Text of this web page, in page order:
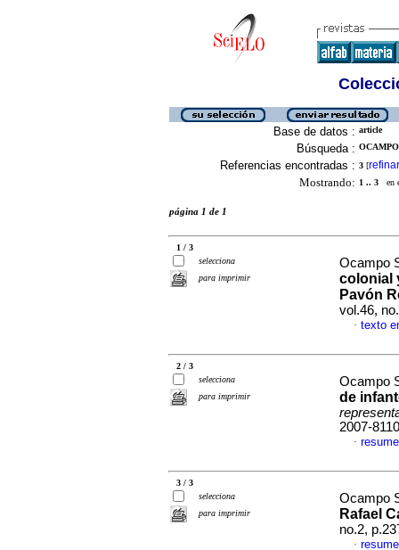
Base de datos : article
Búsqueda :
Referencias encontradas : 3 [refinar
Mostrando: 1 .. 3 en
página 1 de 1
1 / 3
selecciona
para imprimir
Ocampo
colonial
Pavón
vol.46,
· texto
2 / 3
selecciona
para imprimir
Ocampo
de
2007-8110
·
3 / 3
selecciona
para imprimir
Ocampo
Rafael
no.2,
·